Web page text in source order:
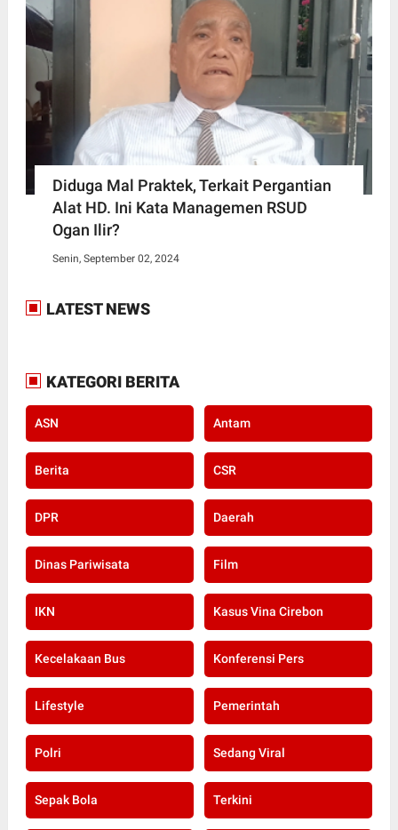
Diduga Mal Praktek, Terkait Pergantian
Alat HD. Ini Kata Managemen RSUD
Ogan Ilir?
Senin, September 02, 2024
LATEST NEWS
KATEGORI BERITA
ASN Antam
Berita CSR
DPR Daerah
Dinas Pariwisata Film
IKN Kasus Vina Cirebon
Kecelakaan Bus Konferensi Pers
Lifestyle Pemerintah
Polri Sedang Viral
Sepak Bola Terkini